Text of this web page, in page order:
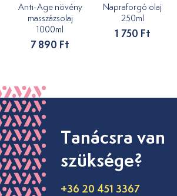
Anti-Age növény
masszázsolaj
1000ml
7 890 Ft
Napraforgó olaj
250ml
1 750 Ft
Tanácsra van
szüksége?
+36 20 451 3367